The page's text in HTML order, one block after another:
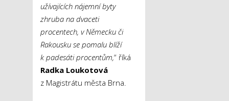
užívajících nájemní byty
zhruba na dvaceti
procentech, v Německu či
Rakousku se pomalu blíží
k padesáti procentům,“ říká
Radka Loukotová
z Magistrátu města Brna.